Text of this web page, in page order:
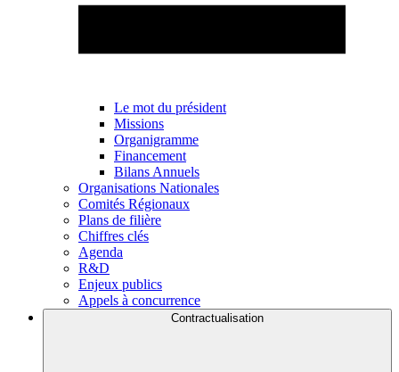
Le mot du président
Missions
Organigramme
Financement
Bilans Annuels
Organisations Nationales
Comités Régionaux
Plans de filière
Chiffres clés
Agenda
R&D
Enjeux publics
Appels à concurrence
Contractualisation